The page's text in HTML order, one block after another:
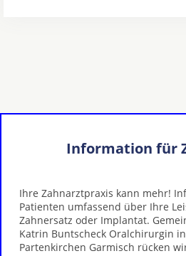
Information für
Ihre Zahnarztpraxis kann mehr!
Patienten umfassend über Ihre
Zahnersatz oder Implantat.
Katrin Buntscheck Oralchirurgin
Partenkirchen Garmisch rücken